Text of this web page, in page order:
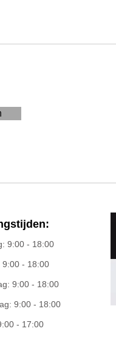
9:00 - 18:00
9:00 - 18:00
9:00 - 18:00
9:00 - 18:00
- 17:00